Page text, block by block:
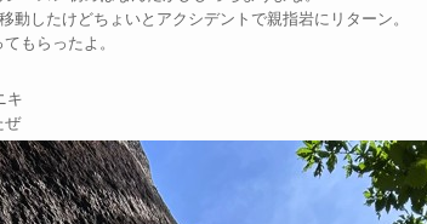
動したけどちょいとアクシデントで親指岩にリターン。
もらったよ。
キ
ぜ